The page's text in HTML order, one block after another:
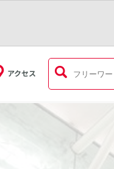
アクセス